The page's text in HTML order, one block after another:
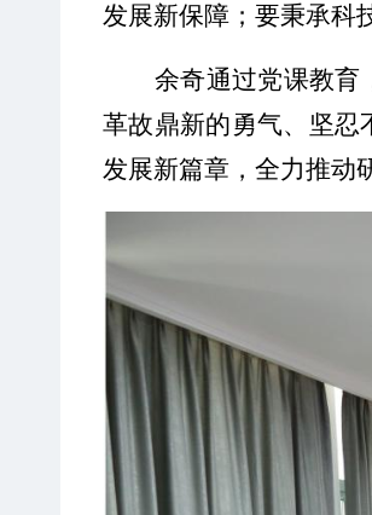
发展新保障；要秉承科
余奇通过党课教育
革故鼎新的勇气、坚忍
发展新篇章，全力推动